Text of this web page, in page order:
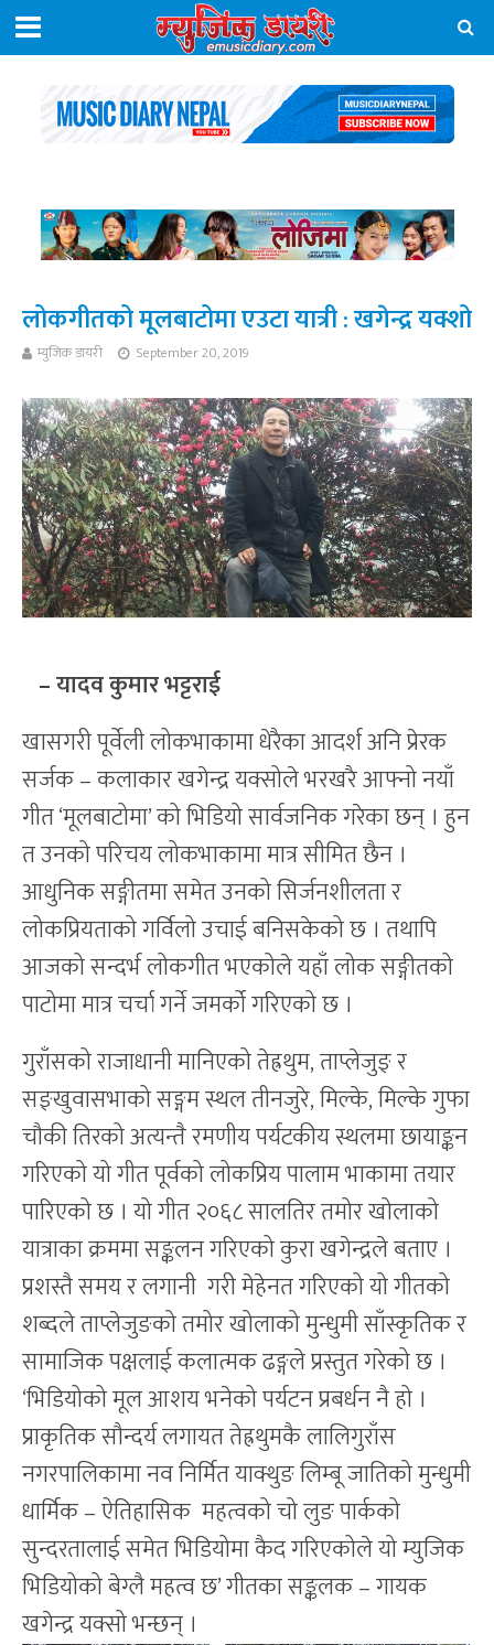
लोकगीतको मूलबाटोमा एउटा यात्री : खगेन्द्र यक्शो
म्युजिक डायरी September 20, 2019
– यादव कुमार भट्टराई
खासगरी पूर्वेली लोकभाकामा धेरैका आदर्श अनि प्रेरक
सर्जक – कलाकार खगेन्द्र यक्सोले भरखरै आफ्नो नयाँ
गीत ‘मूलबाटोमा’ को भिडियो सार्वजनिक गरेका छन् । हुन
त उनको परिचय लोकभाकामा मात्र सीमित छैन ।
आधुनिक सङ्गीतमा समेत उनको सिर्जनशीलता र
लोकप्रियताको गर्विलो उचाई बनिसकेको छ । तथापि
आजको सन्दर्भ लोकगीत भएकोले यहाँ लोक सङ्गीतको
पाटोमा मात्र चर्चा गर्ने जमर्को गरिएको छ ।
गुराँसको राजाधानी मानिएको तेह्रथुम, ताप्लेजुङ् र
सङ्खुवासभाको सङ्गम स्थल तीनजुरे, मिल्के, मिल्के गुफा
चौकी तिरको अत्यन्तै रमणीय पर्यटकीय स्थलमा छायाङ्कन
गरिएको यो गीत पूर्वको लोकप्रिय पालाम भाकामा तयार
पारिएको छ । यो गीत २०६८ सालतिर तमोर खोलाको
यात्राका क्रममा सङ्कलन गरिएको कुरा खगेन्द्रले बताए ।
प्रशस्तै समय र लगानी गरी मेहेनत गरिएको यो गीतको
शब्दले ताप्लेजुङको तमोर खोलाको मुन्धुमी साँस्कृतिक र
सामाजिक पक्षलाई कलात्मक ढङ्गले प्रस्तुत गरेको छ ।
‘भिडियोको मूल आशय भनेको पर्यटन प्रबर्धन नै हो ।
प्राकृतिक सौन्दर्य लगायत तेह्रथुमकै लालिगुराँस
नगरपालिकामा नव निर्मित याक्थुङ लिम्बू जातिको मुन्धुमी
धार्मिक – ऐतिहासिक महत्वको चो लुङ पार्कको
सुन्दरतालाई समेत भिडियोमा कैद गरिएकोले यो म्युजिक
भिडियोको बेग्लै महत्व छ’ गीतका सङ्कलक – गायक
खगेन्द्र यक्सो भन्छन् ।